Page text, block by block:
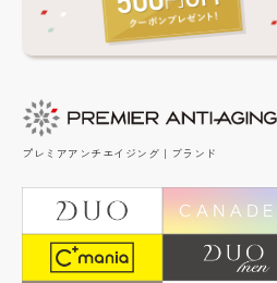
プレミアアンチエイジング｜ブランド